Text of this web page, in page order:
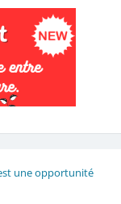
une opportunité